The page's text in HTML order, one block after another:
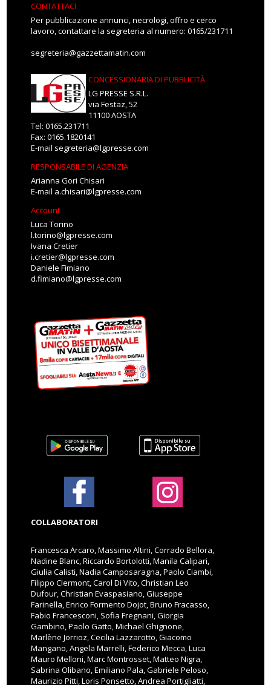
CONTATTACI
Per pubblicazione annunci, necrologi, offro e cerco
lavoro, contattare la segreteria al numero: 0165/231711
segreteria@gazzettamatin.com
CONCESSIONARIA DI PUBBLICITÀ
LG PRESSE S.R.L.
via Festaz, 52
11100 AOSTA
Tel: 0165.231711
Fax: 0165.1820141
E-mail segreteria@lgpresse.com
RESPONSABILE DI AGENZIA
Arianna Gori Chisari
E-mail a.chisari@lgpresse.com
Account
Luca Torino
l.torino@lgpresse.com
Ivana Cretier
i.cretier@lgpresse.com
Daniele Fimiano
d.fimiano@lgpresse.com
COLLABORATORI
Francesca Arcaro, Massimo Altini, Corrado Bellora,
Nadine Blanc, Riccardo Bortolotti, Manila Calipari,
Giulia Calisti, Nadia Camposaragna, Paolo Ciambi,
Filippo Clermont, Carol Di Vito, Christian Leo
Dufour, Christian Evaspasiano, Giuseppe
Farinella, Enrico Formento Dojot, Bruno Fracasso,
Fabio Francesconi, Sofia Fregnani, Giorgia
Gambino, Paolo Gatto, Michael Ghignone,
Marlène Jorrioz, Cecilia Lazzarotto, Giacomo
Mangano, Angela Marrelli, Federico Mecca, Luca
Mauro Melloni, Marc Montrosset, Matteo Nigra,
Sabrina Olibano, Emiliano Pala, Gabriele Peloso,
Maurizio Pitti, Loris Ponsetto, Andrea Portigliatti,